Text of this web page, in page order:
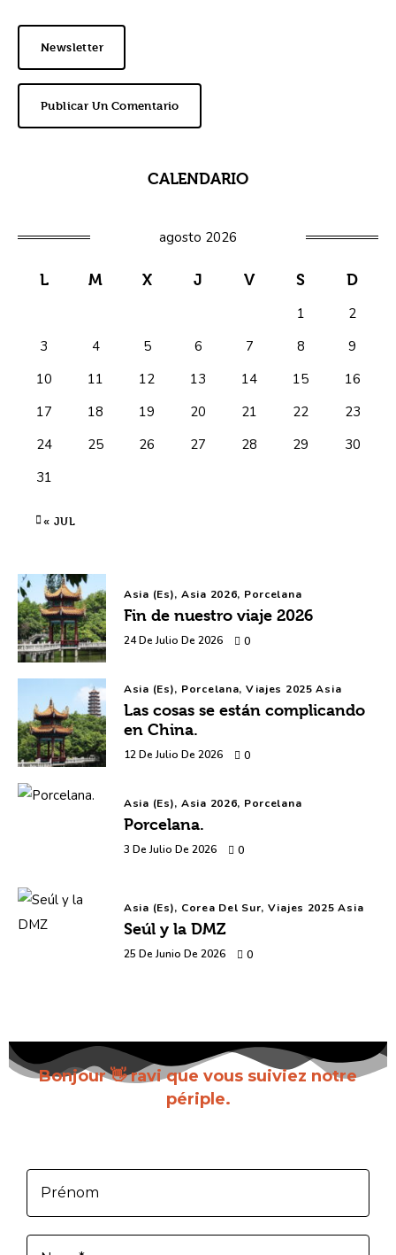
Newsletter
Publicar Un Comentario
CALENDARIO
agosto 2026
L M X J V S D
1
2
3
4 5 6 7 8
9
10
11 12 13 14 15
16
17
18 19 20 21 22
23
24
25 26 27 28 29
30
31
« JUL
Asia (es), Asia 2026, Porcelana
Fin de nuestro viaje 2026
24 De Julio De 2026 0
Asia (es), Porcelana, Viajes 2025 Asia
Las cosas se están complicando
en China.
12 De Julio De 2026 0
Asia (es), Asia 2026, Porcelana
Porcelana.
3 De Julio De 2026 0
Asia (es), Corea Del Sur, Viajes 2025 Asia
Seúl y la DMZ
25 De Junio De 2026 0
Bonjour 👋 ravi que vous suiviez notre
périple.